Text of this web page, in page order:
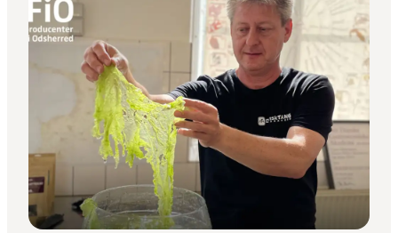
Highlights
Erlebnisse
Geschmack
Unterkünfte
Städte
Reiseplanung